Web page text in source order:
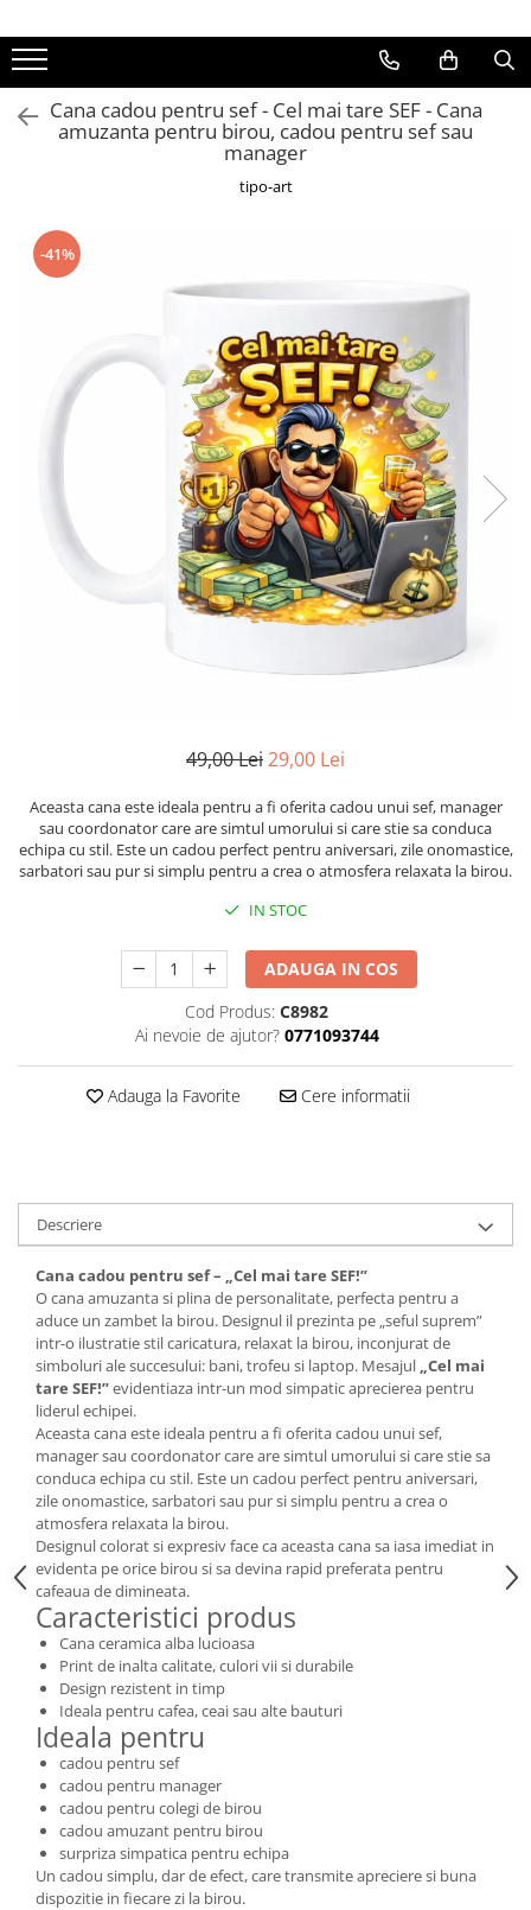
Cana cadou pentru sef - Cel mai tare SEF - Cana
amuzanta pentru birou, cadou pentru sef sau
manager
tipo-art
-41%
49,00 Lei29,00 Lei
Aceasta cana este ideala pentru a fi oferita cadou unui sef, manager
sau coordonator care are simtul umorului si care stie sa conduca
echipa cu stil. Este un cadou perfect pentru aniversari, zile onomastice,
sarbatori sau pur si simplu pentru a crea o atmosfera relaxata la birou.
IN STOC
ADAUGA IN COS
Cod Produs: C8982
Ai nevoie de ajutor? 0771093744
Adauga la Favorite Cere informatii
Descriere
Cana cadou pentru sef – „Cel mai tare SEF!”
O cana amuzanta si plina de personalitate, perfecta pentru a
aduce un zambet la birou. Designul il prezinta pe „seful suprem”
intr-o ilustratie stil caricatura, relaxat la birou, inconjurat de
simboluri ale succesului: bani, trofeu si laptop. Mesajul „Cel mai
tare SEF!”evidentiaza intr-un mod simpatic aprecierea pentru
liderul echipei.
Aceasta cana este ideala pentru a fi oferita cadou unui sef,
manager sau coordonator care are simtul umorului si care stie sa
conduca echipa cu stil. Este un cadou perfect pentru aniversari,
zile onomastice, sarbatori sau pur si simplu pentru a crea o
atmosfera relaxata la birou.
Designul colorat si expresiv face ca aceasta cana sa iasa imediat in
evidenta pe orice birou si sa devina rapid preferata pentru
cafeaua de dimineata.
Caracteristici produs
Cana ceramica alba lucioasa
Print de inalta calitate, culori vii si durabile
Design rezistent in timp
Ideala pentru cafea, ceai sau alte bauturi
Ideala pentru
cadou pentru sef
cadou pentru manager
cadou pentru colegi de birou
cadou amuzant pentru birou
surpriza simpatica pentru echipa
Un cadou simplu, dar de efect, care transmite apreciere si buna
dispozitie in fiecare zi la birou.